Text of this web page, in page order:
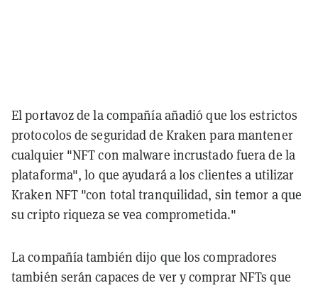
El portavoz de la compañía añadió que los estrictos
protocolos de seguridad de Kraken para mantener
cualquier "NFT con malware incrustado fuera de la
plataforma", lo que ayudará a los clientes a utilizar
Kraken NFT "con total tranquilidad, sin temor a que
su cripto riqueza se vea comprometida."
La compañía también dijo que los compradores
también serán capaces de ver y comprar NFTs que